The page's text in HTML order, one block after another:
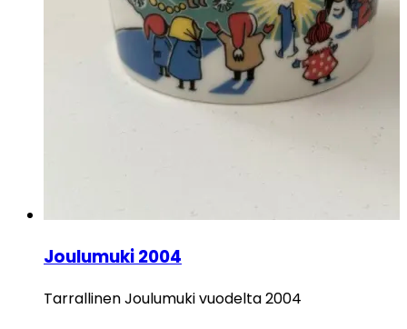
Joulumuki 2004
Tarrallinen Joulumuki vuodelta 2004